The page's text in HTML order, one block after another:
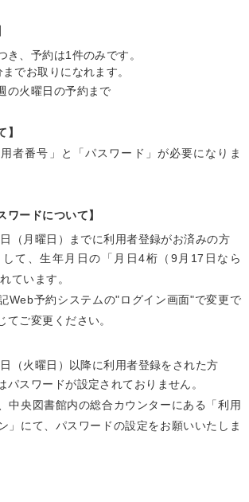
き、予約は1件のみです。
でお取りになれます。
の火曜日の予約まで
】
者番号」と「パスワード」が必要になりま
ードについて】
（月曜日）までに利用者登録がお済みの方
て、生年月日の「月日4桁（9月17日なら
ています。
Web予約システムの"ログイン画面"で変更で
てご変更ください。
（火曜日）以降に利用者登録をされた方
パスワードが設定されておりません。
中央図書館内の総合カウンターにある「利用
」にて、パスワードの設定をお願いいたしま